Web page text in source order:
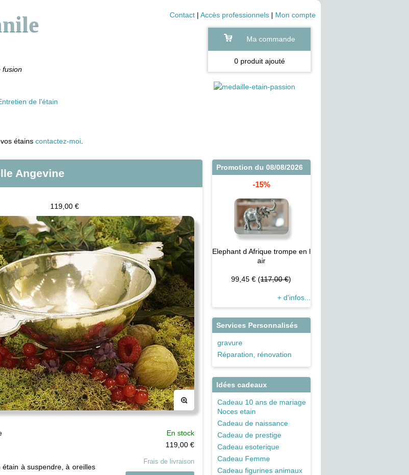
Contact | Accès professionnels | Mon compte
Ma commande
0 produit ajouté
fusion
de l'étain
étains contactez-moi
Angevine
119,00 €
En stock
119,00 €
Frais de livraison
étain à suspendre, à oreilles
Promotion du 08/08/2026
-15%
Elephant d Afrique trompe en l
air
99,45 € (117,00 €)
+ d'infos...
Services Personnalisés
gravure
Réparation, rénovation
Idées cadeaux
Cadeau 10 ans de mariage
Noces etain
Cadeau de naissance
Cadeau de prestige
Cadeau esoterique
Cadeau Femme
Cadeau figurines animaux